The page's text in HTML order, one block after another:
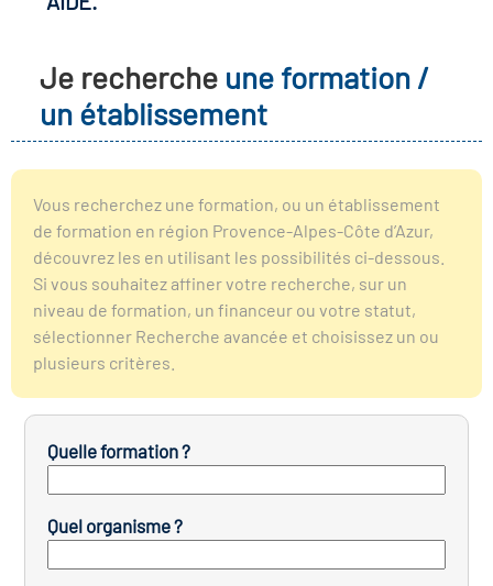
les métiers
clés métiers et
lieu d'information ou
des métiers en
des transitions
Solidaire (ESS)
du secteur sanitaire
de l'Industrie
emploi-formation
des secteurs(en
Je recherche une formation /
un établissement
Vous recherchez une formation, ou un établissement
de formation en région Provence-Alpes-Côte d’Azur,
découvrez les en utilisant les possibilités ci-dessous.
Si vous souhaitez affiner votre recherche, sur un
niveau de formation, un financeur ou votre statut,
sélectionner Recherche avancée et choisissez un ou
plusieurs critères.
Quelle formation ?
Quel organisme ?